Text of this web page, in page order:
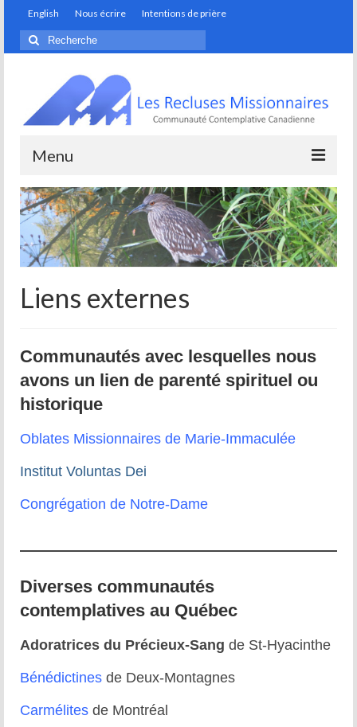
English Nous écrire Intentions de prière
Rechercher
:
Menu
Monastère
Artisans de la fondation
Discerner son appel
Prendre soin de notre maison commune
Prière d’Adoration et de Louange
Parole de Dieu
Le Tombeau de Jeanne Le Ber
Prier à la manière de Jeanne Le Ber – 7
articles
Bibliographie sur Jeanne Le Ber
Vidéos sur Jeanne Le Ber
Liens externes
Communautés avec lesquelles nous
avons un lien de parenté spirituel ou
historique
Oblates Missionnaires de Marie-Immaculée
Institut Voluntas Dei
Congrégation de Notre-Dame
Diverses communautés
contemplatives au Québec
Adoratrices du Précieux-Sang de St-Hyacinthe
Bénédictines de Deux-Montagnes
Carmélites de Montréal